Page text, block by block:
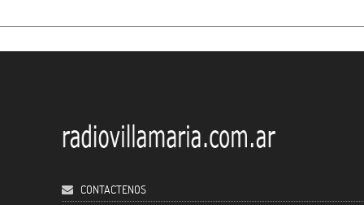
CONTACTENOS